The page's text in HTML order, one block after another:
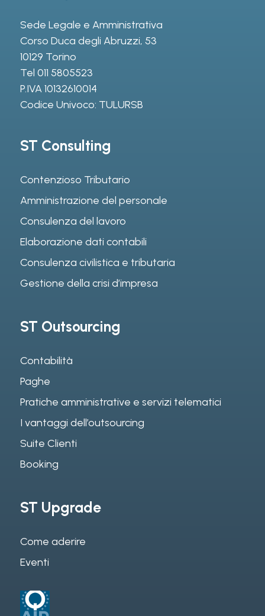
Sede Legale e Amministrativa
Corso Duca degli Abruzzi, 53
10129 Torino
Tel 011 5805523
P.IVA 10132610014
Codice Univoco: TULURSB
ST Consulting
Contenzioso Tributario
Amministrazione del personale
Consulenza del lavoro
Elaborazione dati contabili
Consulenza civilistica e tributaria
Gestione della crisi d’impresa
ST Outsourcing
Contabilità
Paghe
Pratiche amministrative e servizi telematici
I vantaggi dell’outsourcing
Suite Clienti
Booking
ST Upgrade
Come aderire
Eventi